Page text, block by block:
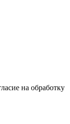
на обработку